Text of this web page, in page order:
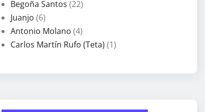
Begoña Santos (22)
Juanjo (6)
Antonio Molano (4)
Carlos Martín Rufo (Teta) (1)